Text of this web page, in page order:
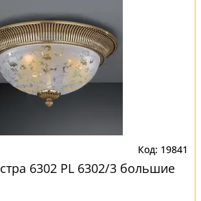
19841
6302 PL 6302/3 большие